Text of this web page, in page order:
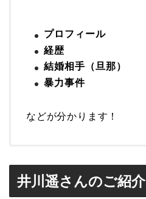
プロフィール
経歴
結婚相手（旦那）
暴力事件
などが分かります！
井川遥さんのご紹介